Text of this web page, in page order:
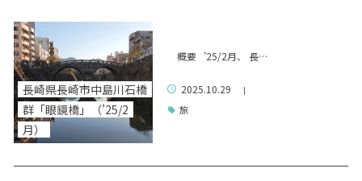
長崎県長崎市中島川石橋
群「眼鏡橋」（’25/2
月）
概要 ’25/2月、 長…
2025.10.29 |
旅